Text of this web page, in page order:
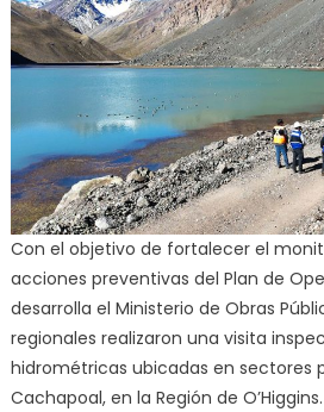
Con el objetivo de fortalecer el
acciones preventivas del Plan de
desarrolla el Ministerio de Obras
regionales realizaron una visita
hidrométricas ubicadas en sectores
Cachapoal, en la Región de O’Higgins.